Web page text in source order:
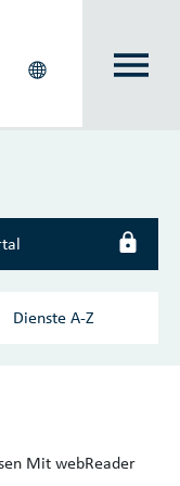
Dienste A‑Z
Mit webReader